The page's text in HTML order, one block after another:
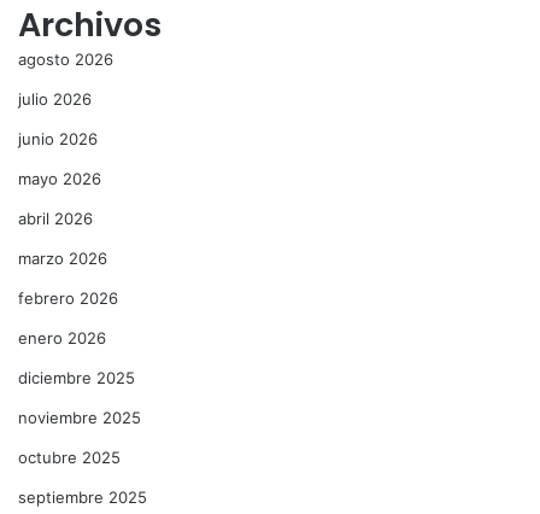
Archivos
agosto 2026
julio 2026
junio 2026
mayo 2026
abril 2026
marzo 2026
febrero 2026
enero 2026
diciembre 2025
noviembre 2025
octubre 2025
septiembre 2025